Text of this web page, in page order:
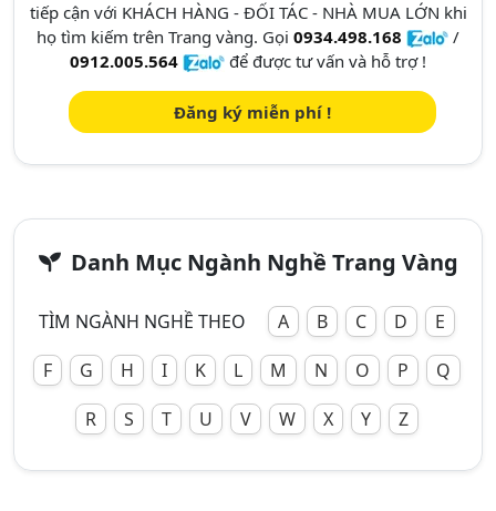
tiếp cận với KHÁCH HÀNG - ĐỐI TÁC - NHÀ MUA LỚN khi
họ tìm kiếm trên Trang vàng. Gọi 0934.498.168
/
0912.005.564
để được tư vấn và hỗ trợ !
Đăng ký miễn phí !
Danh Mục Ngành Nghề Trang Vàng
TÌM NGÀNH NGHỀ THEO A B C D
E
F
G H I K L M N O P
Q
R
S T U V W X Y Z